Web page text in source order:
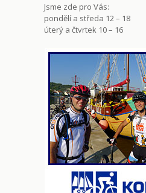
Jsme zde pro Vás:
pondělí a středa 12 – 18
úterý a čtvrtek 10 – 16